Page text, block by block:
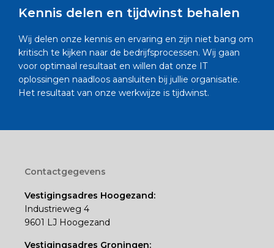
Kennis delen en tijdwinst behalen
Wij delen onze kennis en ervaring en zijn niet bang om
kritisch te kijken naar de bedrijfsprocessen. Wij gaan
voor optimaal resultaat en willen dat onze IT
oplossingen naadloos aansluiten bij jullie organisatie.
Het resultaat van onze werkwijze is tijdwinst.
Footer
Contactgegevens
Vestigingsadres Hoogezand:
Industrieweg 4
9601 LJ Hoogezand
Vestigingsadres Groningen: